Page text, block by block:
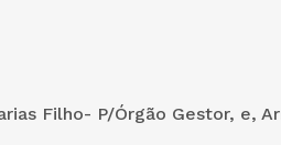
Filho- P/Órgão Gestor, e,